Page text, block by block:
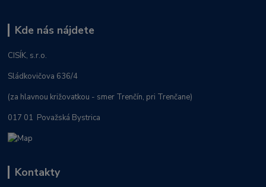
Kde nás nájdete
CISÍK, s.r.o.
Sládkovičova 636/4
(za hlavnou križovatkou - smer Trenčín, pri Trenčane)
017 01 Považská Bystrica
Kontakty